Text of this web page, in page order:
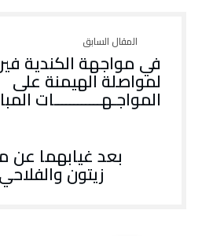
في مواجهة الكندية
لمواصلة الهيمنة على
المواجـهــــــــــــات
بعد غيابهما عن
زيتون